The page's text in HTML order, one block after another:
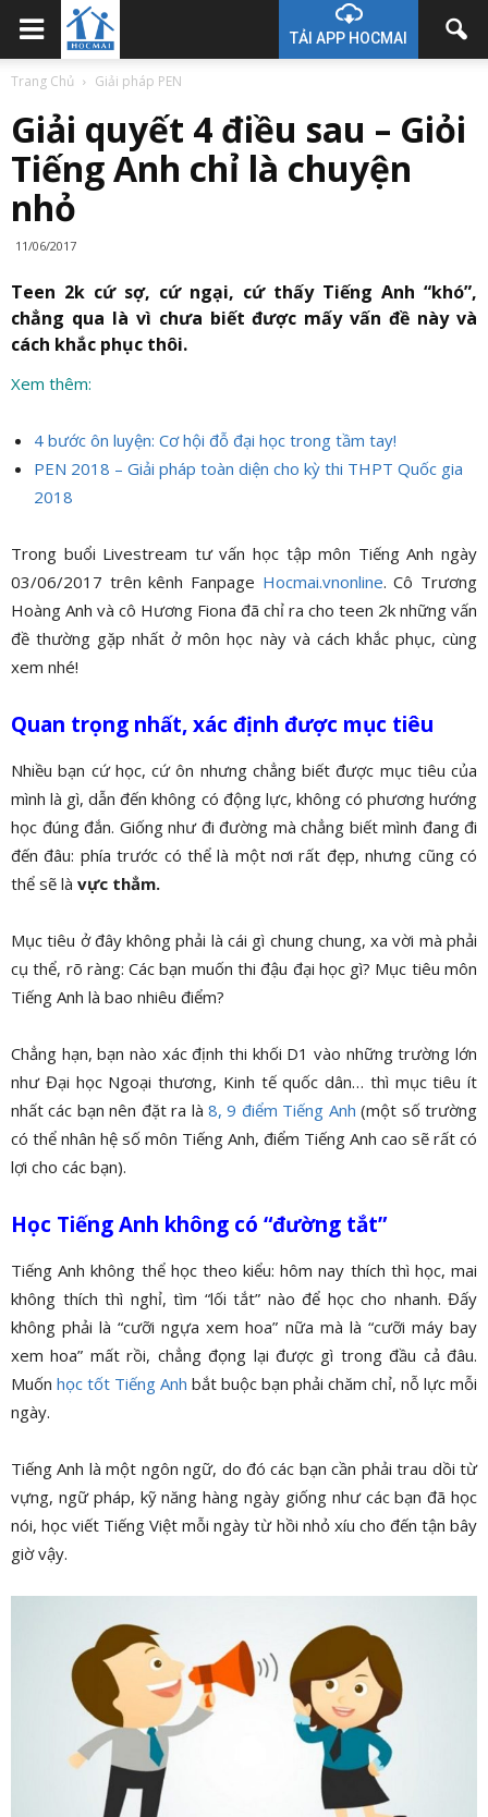
TẢI APP HOCMAI
Trang Chủ Giải pháp PEN
Giải quyết 4 điều sau – Giỏi
Tiếng Anh chỉ là chuyện
nhỏ
11/06/2017
Teen 2k cứ sợ, cứ ngại, cứ thấy Tiếng Anh “khó”,
chẳng qua là vì chưa biết được mấy vấn đề này và
cách khắc phục thôi.
Xem thêm:
4 bước ôn luyện: Cơ hội đỗ đại học trong tầm tay!
PEN 2018 – Giải pháp toàn diện cho kỳ thi THPT Quốc gia
2018
Trong buổi Livestream tư vấn học tập môn Tiếng Anh ngày
03/06/2017 trên kênh Fanpage Hocmai.vnonline. Cô Trương
Hoàng Anh và cô Hương Fiona đã chỉ ra cho teen 2k những vấn
đề thường gặp nhất ở môn học này và cách khắc phục, cùng
xem nhé!
Quan trọng nhất, xác định được mục tiêu
Nhiều bạn cứ học, cứ ôn nhưng chẳng biết được mục tiêu của
mình là gì, dẫn đến không có động lực, không có phương hướng
học đúng đắn. Giống như đi đường mà chẳng biết mình đang đi
đến đâu: phía trước có thể là một nơi rất đẹp, nhưng cũng có
thể sẽ là vực thẳm.
Mục tiêu ở đây không phải là cái gì chung chung, xa vời mà phải
cụ thể, rõ ràng: Các bạn muốn thi đậu đại học gì? Mục tiêu môn
Tiếng Anh là bao nhiêu điểm?
Chẳng hạn, bạn nào xác định thi khối D1 vào những trường lớn
như Đại học Ngoại thương, Kinh tế quốc dân… thì mục tiêu ít
nhất các bạn nên đặt ra là 8, 9 điểm Tiếng Anh (một số trường
có thể nhân hệ số môn Tiếng Anh, điểm Tiếng Anh cao sẽ rất có
lợi cho các bạn).
Học Tiếng Anh không có “đường tắt”
Tiếng Anh không thể học theo kiểu: hôm nay thích thì học, mai
không thích thì nghỉ, tìm “lối tắt” nào để học cho nhanh. Đấy
không phải là “cưỡi ngựa xem hoa” nữa mà là “cưỡi máy bay
xem hoa” mất rồi, chẳng đọng lại được gì trong đầu cả đâu.
Muốn học tốt Tiếng Anh bắt buộc bạn phải chăm chỉ, nỗ lực mỗi
ngày.
Tiếng Anh là một ngôn ngữ, do đó các bạn cần phải trau dồi từ
vựng, ngữ pháp, kỹ năng hàng ngày giống như các bạn đã học
nói, học viết Tiếng Việt mỗi ngày từ hồi nhỏ xíu cho đến tận bây
giờ vậy.